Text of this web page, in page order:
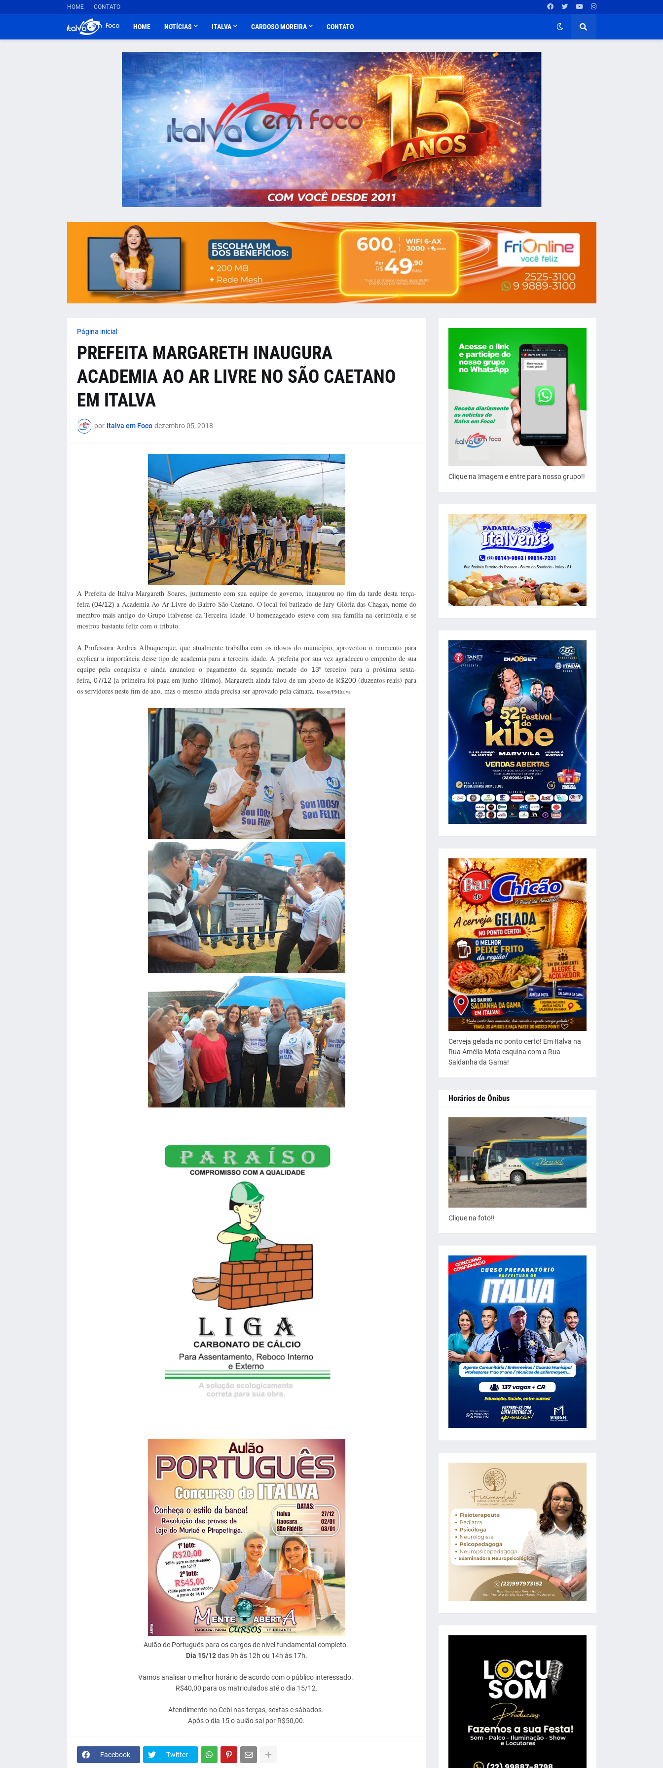
HOME CONTATO
HOME NOTÍCIAS ITALVA CARDOSO MOREIRA CONTATO
Página inicial
PREFEITA MARGARETH INAUGURA
ACADEMIA AO AR LIVRE NO SÃO CAETANO
EM ITALVA
por Italva em Foco dezembro 05, 2018
A Prefeita de Italva Margareth Soares, juntamento com sua equipe de governo, inaugurou no fim da tarde desta terça-
feira (04/12) a Academia Ao Ar Livre do Bairro São Caetano. O local foi batizado de Jary Glória das Chagas, nome do
membro mais antigo do Grupo Italvense da Terceira Idade. O homenageado esteve com sua família na cerimônia e se
mostrou bastante feliz com o tributo.
A Professora Andréa Albuquerque, que atualmente trabalha com os idosos do município, aproveitou o momento para
explicar a importância desse tipo de academia para a terceira idade. A prefeita por sua vez agradeceu o empenho de sua
equipe pela conquista e ainda anunciou o pagamento da segunda metade do 13º terceiro para a próxima sexta-
feira, 07/12 (a primeira foi paga em junho último). Margareth ainda falou de um abono de R$200(duzentos reais) para
os servidores neste fim de ano, mas o mesmo ainda precisa ser aprovado pela câmara. Decom/PMItalva
Aulão de Português para os cargos de nível fundamental completo.
Dia 15/12das 9h às 12h ou 14h às 17h.
Vamos analisar o melhor horário de acordo com o público interessado.
R$40,00 para os matriculados até o dia 15/12.
Atendimento no Cebi nas terças, sextas e sábados.
Após o dia 15 o aulão sai por R$50,00.
Facebook Twitter
Clique na Imagem e entre para nosso grupo!!
Cerveja gelada no ponto certo! Em Italva na
Rua Amélia Mota esquina com a Rua
Saldanha da Gama!
Horários de Ônibus
Clique na foto!!